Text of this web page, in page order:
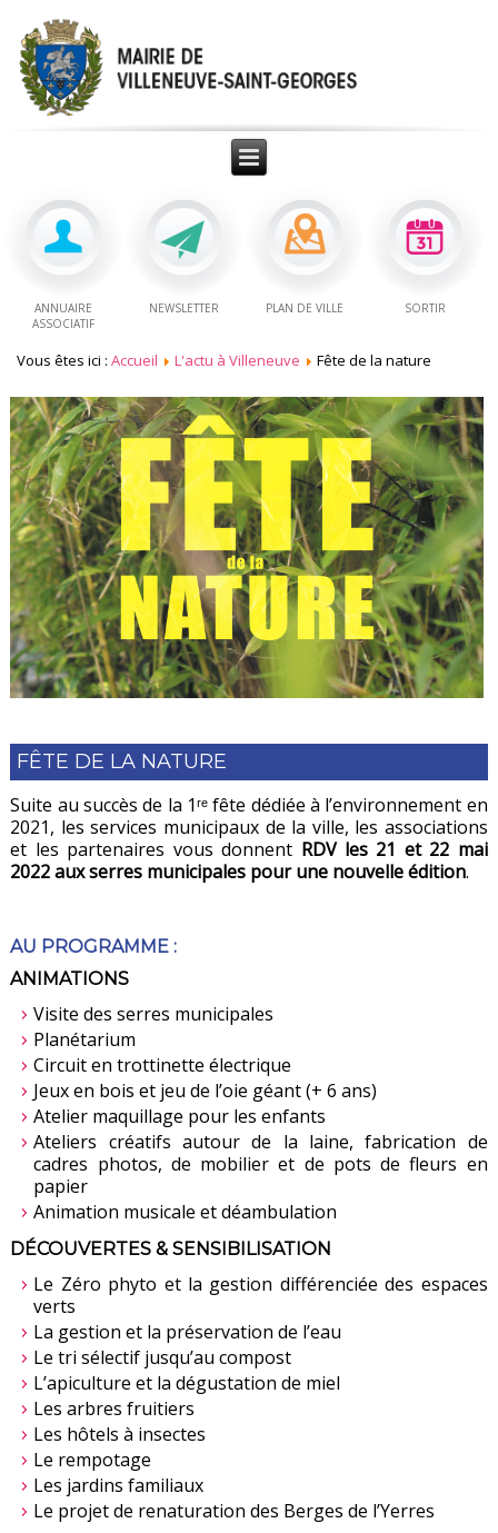
ANNUAIRE
ASSOCIATIF
NEWSLETTER PLAN DE VILLE SORTIR
Vous êtes ici :Accueil L'actu à Villeneuve Fête de la nature
FÊTE DE LA NATURE
Suite au succès de la 1ʳᵉ fête dédiée à l’environnement en
2021, les services municipaux de la ville, les associations
et les partenaires vous donnent RDV les 21 et 22 mai
2022 aux serres municipales pour une nouvelle édition.
AU PROGRAMME :
ANIMATIONS
Visite des serres municipales
Planétarium
Circuit en trottinette électrique
Jeux en bois et jeu de l’oie géant (+ 6 ans)
Atelier maquillage pour les enfants
Ateliers créatifs autour de la laine, fabrication de
cadres photos, de mobilier et de pots de fleurs en
papier
Animation musicale et déambulation
DÉCOUVERTES & SENSIBILISATION
Le Zéro phyto et la gestion différenciée des espaces
verts
La gestion et la préservation de l’eau
Le tri sélectif jusqu’au compost
L’apiculture et la dégustation de miel
Les arbres fruitiers
Les hôtels à insectes
Le rempotage
Les jardins familiaux
Le projet de renaturation des Berges de l’Yerres